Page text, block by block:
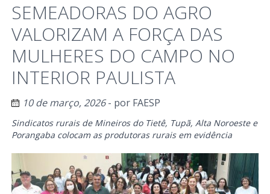
SEMEADORAS DO AGRO
VALORIZAM A FORÇA DAS
MULHERES DO CAMPO NO
INTERIOR PAULISTA
10 de março, 2026- por FAESP
Sindicatos rurais de Mineiros do Tietê, Tupã, Alta Noroeste e
Porangaba colocam as produtoras rurais em evidência